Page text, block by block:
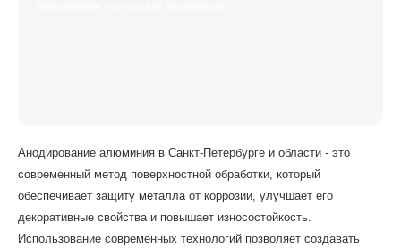
Анодирование алюминия в Санкт-Петербурге и области - это
современный метод поверхностной обработки, который
обеспечивает защиту металла от коррозии, улучшает его
декоративные свойства и повышает износостойкость.
Использование современных технологий позволяет создавать